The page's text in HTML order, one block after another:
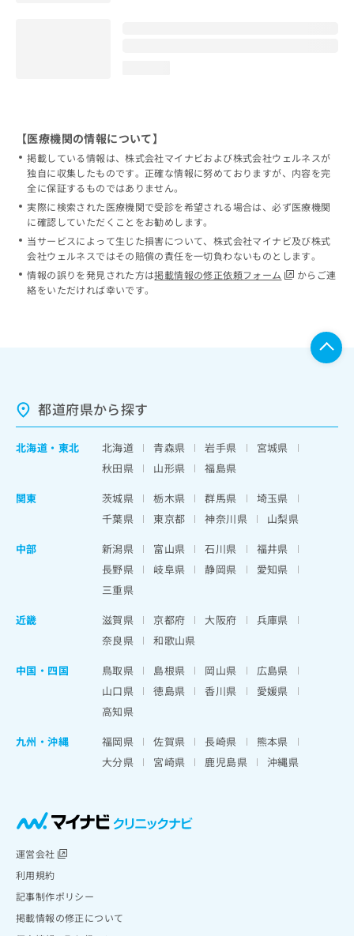
【医療機関の情報について】
掲載している情報は、株式会社マイナビおよび株式会社ウェルネスが
独自に収集したものです。正確な情報に努めておりますが、内容を完
全に保証するものではありません。
実際に検索された医療機関で受診を希望される場合は、必ず医療機関
に確認していただくことをお勧めします。
当サービスによって生じた損害について、株式会社マイナビ及び株式
会社ウェルネスではその賠償の責任を一切負わないものとします。
情報の誤りを発見された方は掲載情報の修正依頼フォーム
からご連
絡をいただければ幸いです。
都道府県から探す
北海道 ・ 東北 北海道 青森県 岩手県
宮城県
秋田県
山形県
福島県
関東
茨城県 栃木県 群馬県
埼玉県
千葉県
東京都 神奈川県
山梨県
中部
新潟県 富山県 石川県
福井県
長野県
岐阜県 静岡県
愛知県
三重県
近畿
滋賀県 京都府 大阪府
兵庫県
奈良県
和歌山県
中国・四国
鳥取県 島根県 岡山県
広島県
山口県
徳島県 香川県
愛媛県
高知県
九州・沖縄
福岡県 佐賀県 長崎県
熊本県
大分県
宮崎県 鹿児島県 沖縄県
運営会社
利用規約
記事制作ポリシー
掲載情報の修正について